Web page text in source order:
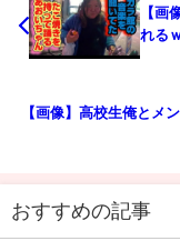
【画
れる
【画像】高校生俺とメ
おすすめの記事